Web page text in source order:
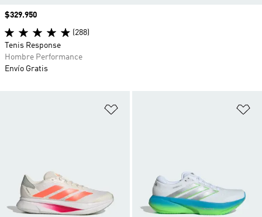
Precio
$329.950
(288)
Tenis Response
Hombre Performance
Envío Gratis